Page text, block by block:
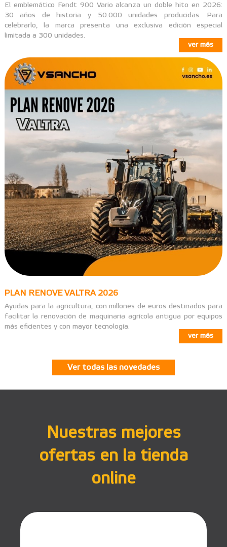
El emblemático Fendt 900 Vario alcanza un doble hito en 2026:
30 años de historia y 50.000 unidades producidas. Para
celebrarlo, la marca presenta una exclusiva edición especial
limitada a 300 unidades.
ver más
PLAN RENOVE VALTRA 2026
Ayudas para la agricultura, con millones de euros destinados para
facilitar la renovación de maquinaria agrícola antigua por equipos
más eficientes y con mayor tecnología.
ver más
Ver todas las novedades
Nuestras mejores
ofertas en la tienda
online